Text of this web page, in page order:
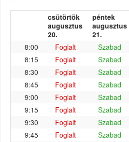
csütörtök
augusztus
20.
péntek
augusztus
21.
8:00
Foglalt Szabad
8:15
Foglalt Szabad
8:30
Foglalt Szabad
8:45
Foglalt Szabad
9:00
Foglalt Szabad
9:15
Foglalt Szabad
9:30
Foglalt Szabad
9:45
Foglalt Szabad